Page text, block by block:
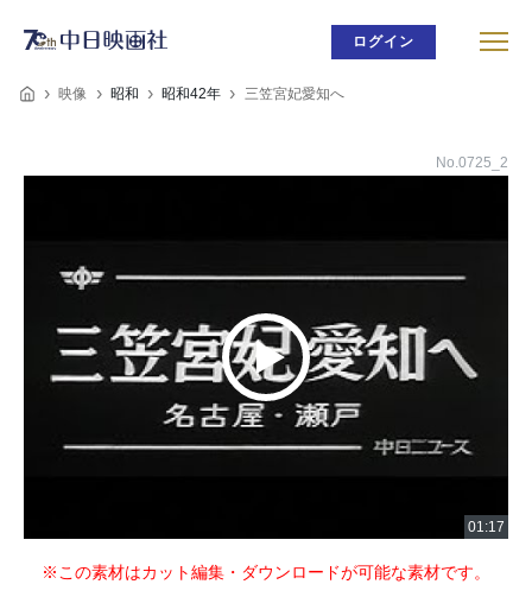
ログイン
映像 昭和 昭和42年 三笠宮妃愛知へ
No.0725_2
※この素材はカット編集・ダウンロードが可能な素材です。